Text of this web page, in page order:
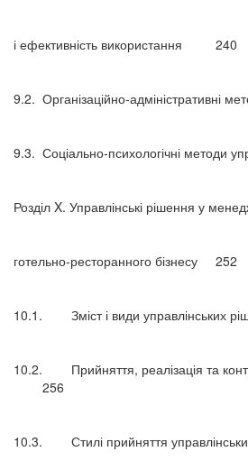
і ефективність використання 240
9.2. Організаційно-адміністративні
9.3. Соціально-психологічні методи
Розділ X. Управлінські рішення у
готельно-ресторанного бізнесу 252
10.1. Зміст і види управлінських
10.2.
Прийняття, реалізація та
256
10.3. Стилі прийняття